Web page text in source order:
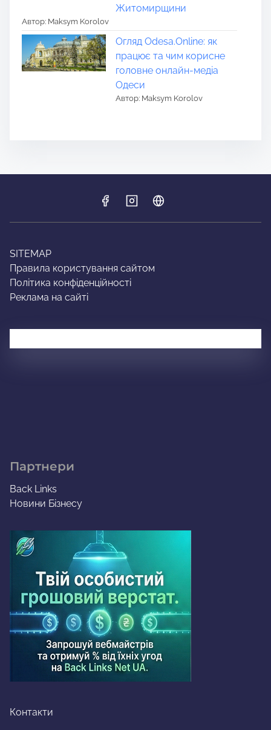
Житомирщини
Автор: Maksym Korolov
Огляд Odesa.Online: як
працює та чим корисне
головне онлайн-медіа
Одеси
Автор: Maksym Korolov
SITEMAP
Правила користування сайтом
Політика конфіденційності
Реклама на сайті
Партнери
Back Links
Новини Бізнесу
Контакти